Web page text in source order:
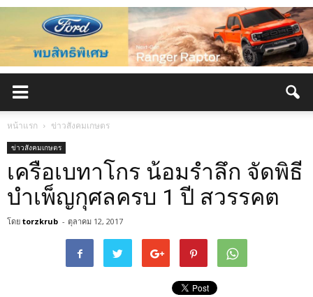
หน้าแรก ข่าวสังคมเกษตร
ข่าวสังคมเกษตร
เครือเบทาโกร น้อมรำลึก จัดพิธี
บำเพ็ญกุศลครบ 1 ปี สวรรคต
โดย torzkrub - ตุลาคม 12, 2017